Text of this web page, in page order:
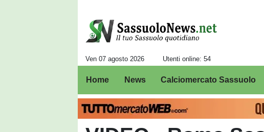
Ven 07 agosto 2026 Utenti online: 54
Home News Calciomercato Sassuolo